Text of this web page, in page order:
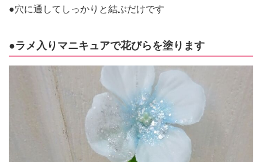
●穴に通してしっかりと結ぶだけです
●ラメ入りマニキュアで花びらを塗ります